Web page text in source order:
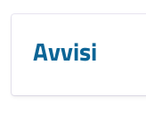
Avvisi